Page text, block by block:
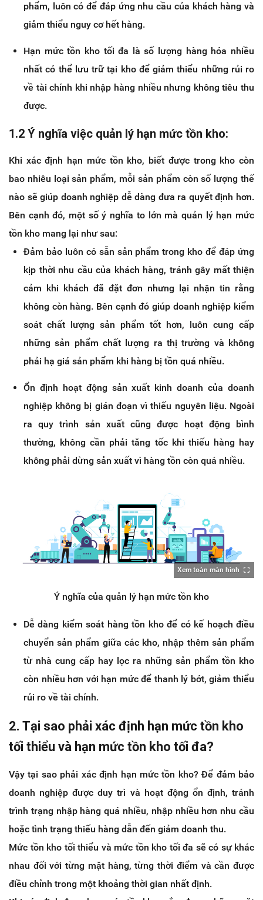
phẩm, luôn có để đáp ứng nhu cầu của khách hàng và
giảm thiểu nguy cơ hết hàng.
Hạn mức tồn kho tối đa là số lượng hàng hóa nhiều
nhất có thể lưu trữ tại kho để giảm thiểu những rủi ro
về tài chính khi nhập hàng nhiều nhưng không tiêu thu
được.
1.2 Ý nghĩa việc quản lý hạn mức tồn kho:
Khi xác định hạn mức tồn kho, biết được trong kho còn
bao nhiêu loại sản phẩm, mỗi sản phẩm còn số lượng thế
nào sẽ giúp doanh nghiệp dễ dàng đưa ra quyết định hơn.
Bên cạnh đó, một số ý nghĩa to lớn mà quản lý hạn mức
tồn kho mang lại như sau:
Đảm bảo luôn có sẵn sản phẩm trong kho để đáp ứng
kịp thời nhu cầu của khách hàng, tránh gây mất thiện
cảm khi khách đã đặt đơn nhưng lại nhận tin rằng
không còn hàng. Bên cạnh đó giúp doanh nghiệp kiểm
soát chất lượng sản phẩm tốt hơn, luôn cung cấp
những sản phẩm chất lượng ra thị trường và không
phải hạ giá sản phẩm khi hàng bị tồn quá nhiều.
Ổn định hoạt động sản xuất kinh doanh của doanh
nghiệp không bị gián đoạn vì thiếu nguyên liệu. Ngoài
ra quy trình sản xuất cũng được hoạt động bình
thường, không cần phải tăng tốc khi thiếu hàng hay
không phải dừng sản xuất vì hàng tồn còn quá nhiều.
Xem toàn màn hình
Ý nghĩa của quản lý hạn mức tồn kho
Dễ dàng kiểm soát hàng tồn kho để có kế hoạch điều
chuyển sản phẩm giữa các kho, nhập thêm sản phẩm
từ nhà cung cấp hay lọc ra những sản phẩm tồn kho
còn nhiều hơn với hạn mức để thanh lý bớt, giảm thiểu
rủi ro về tài chính.
2. Tại sao phải xác định hạn mức tồn kho
tối thiểu và hạn mức tồn kho tối đa?
Vậy tại sao phải xác định hạn mức tồn kho? Để đảm bảo
doanh nghiệp được duy trì và hoạt động ổn định, tránh
trình trạng nhập hàng quá nhiều, nhập nhiều hơn nhu cầu
hoặc tình trạng thiếu hàng dẫn đến giảm doanh thu.
Mức tồn kho tối thiểu và mức tồn kho tối đa sẽ có sự khác
nhau đối với từng mặt hàng, từng thời điểm và cần được
điều chỉnh trong một khoảng thời gian nhất định.